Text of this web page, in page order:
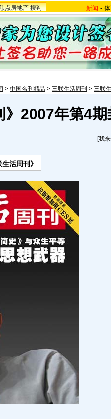
点房地产 搜狗 新闻 -
> 中国名刊精品 > 三联生活周刊 > 三联
》2007年第4
[我
活周刊》